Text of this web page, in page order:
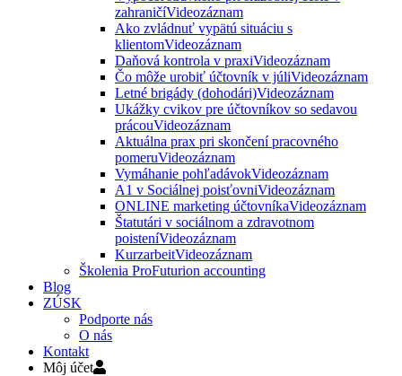
zahraničíVideozáznam
Ako zvládnuť vypätú situáciu s
klientomVideozáznam
Daňová kontrola v praxiVideozáznam
Čo môže urobiť účtovník v júliVideozáznam
Letné brigády (dohodári)Videozáznam
Ukážky cvikov pre účtovníkov so sedavou
prácouVideozáznam
Aktuálna prax pri skončení pracovného
pomeruVideozáznam
Vymáhanie pohľadávokVideozáznam
A1 v Sociálnej poisťovniVideozáznam
ONLINE marketing účtovníkaVideozáznam
Štatutári v sociálnom a zdravotnom
poisteníVideozáznam
KurzarbeitVideozáznam
Školenia ProFuturion accounting
Blog
ZÚSK
Podporte nás
O nás
Kontakt
Môj účet